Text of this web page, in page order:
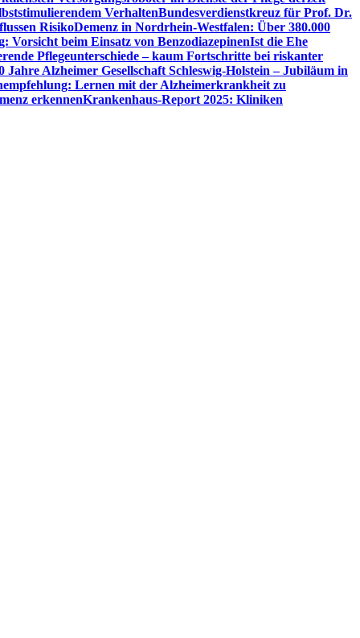
VerhaltenBundesverdienstkreuz für Prof. Dr.
RisikoDemenz in Nordrhein-Westfalen: Über 380.000
Vorsicht beim Einsatz von BenzodiazepinenIst die Ehe
Pflegeunterschiede – kaum Fortschritte bei riskanter
Jahre Alzheimer Gesellschaft Schleswig-Holstein – Jubiläum in
Lernen mit der Alzheimerkrankheit zu
erkennenKrankenhaus-Report 2025: Kliniken